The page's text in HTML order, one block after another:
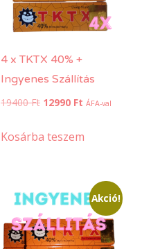
4 x TKTX 40% +
Ingyenes Szállítás
19400Ft Original
was:
12990 Ft Current
is:
ÁFA-val
Kosárba teszem
Akció!